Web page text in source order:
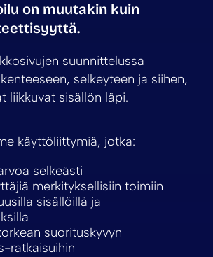
on muutakin kuin
suunnittelussa
selkeyteen ja siihen,
liikkuvat sisällön läpi.
käyttöliittymiä, jotka:
selkeästi
merkityksellisiin toimiin
sisällöillä ja
suorituskyvyn
ratkaisuihin